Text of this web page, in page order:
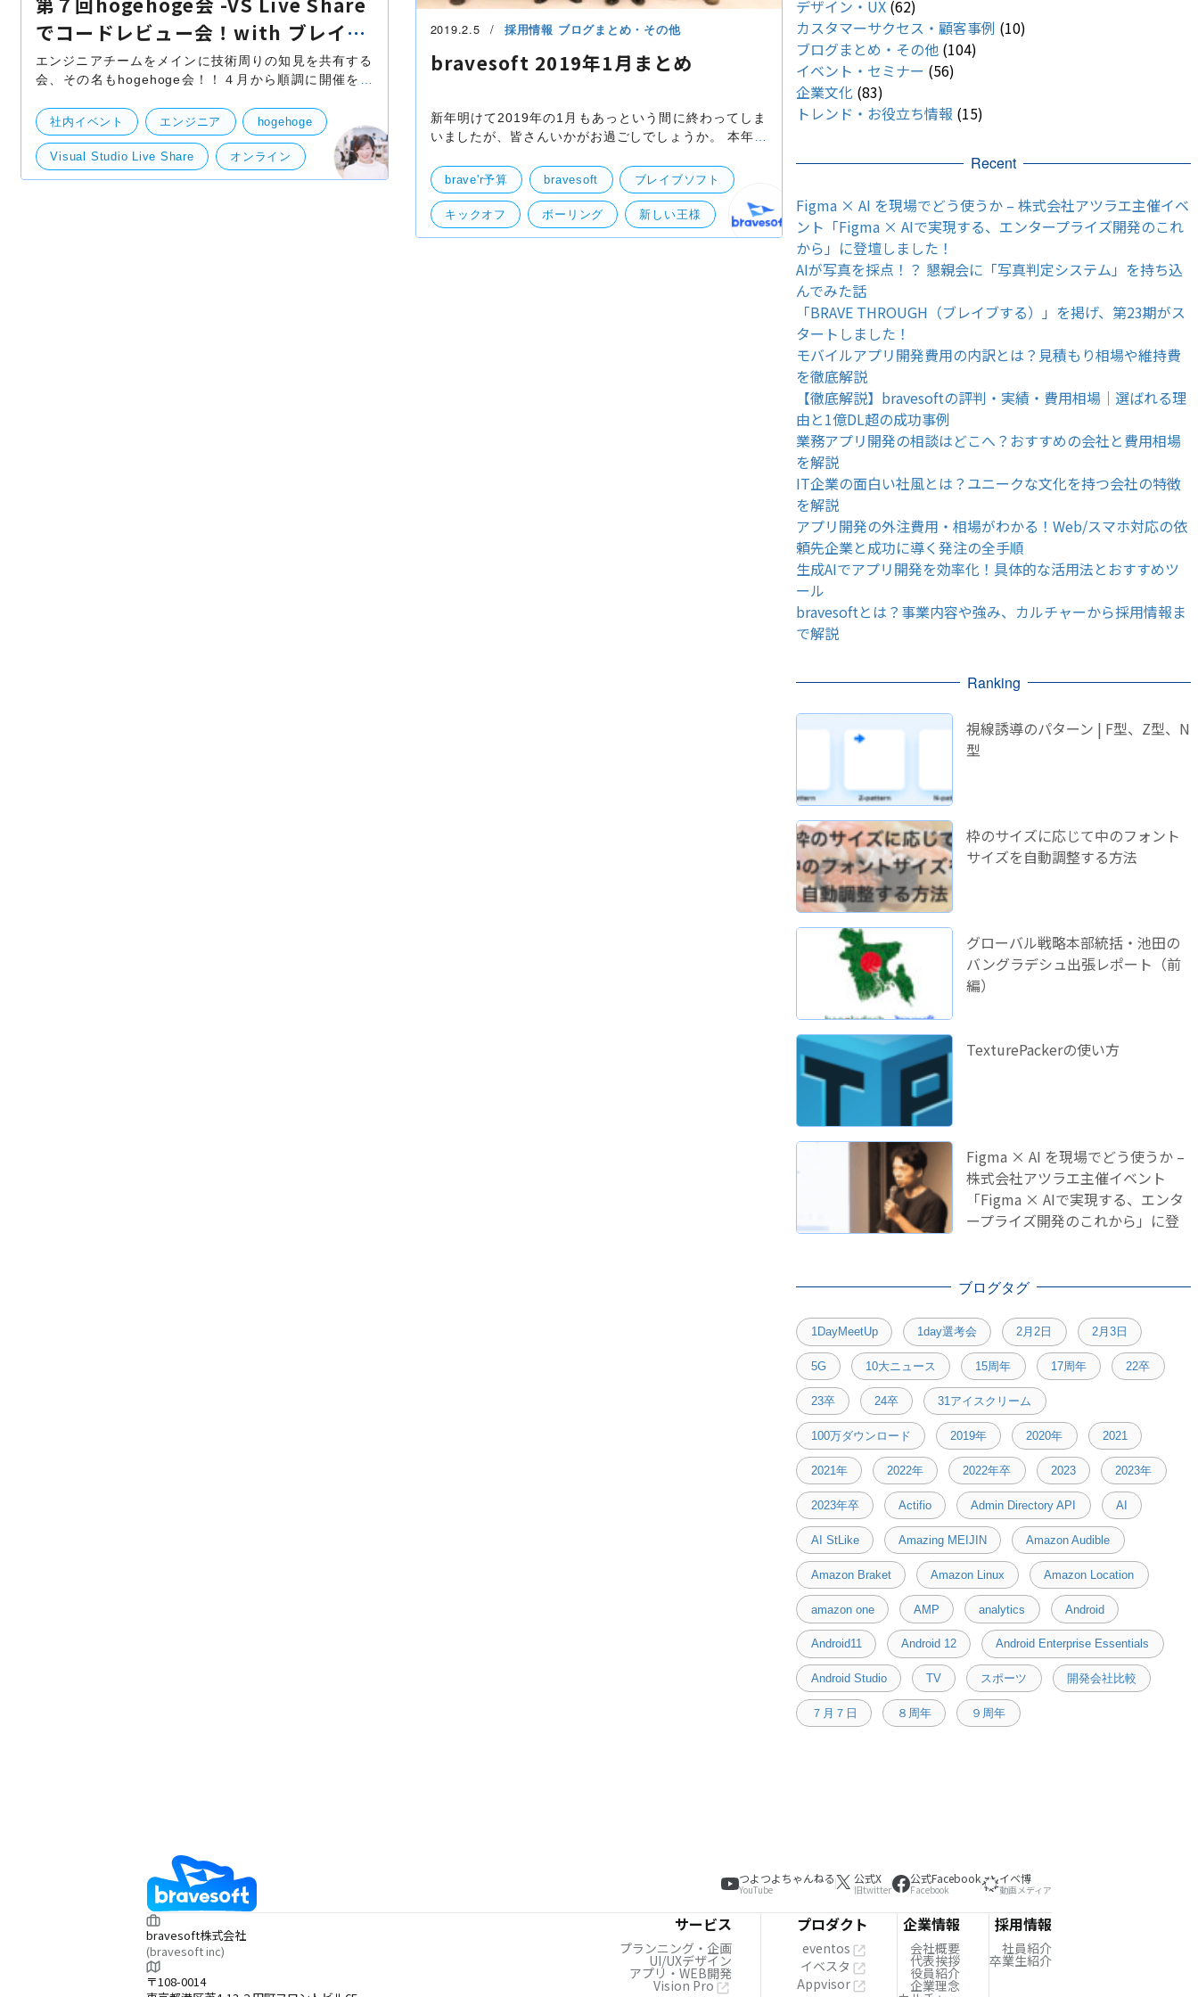
でコードレビュー会！with ブレイブ
スタジオ-
エンジニアチームをメインに技術周りの知見を共有する
会、その名もhogehoge会！！４月から順調に開催を続
トhogehoge会「リモート環境での困ったことの共有＆
俺ス
社内イベント エンジニア hogehoge
Visual Studio Live Share オンライン
2019.2.5 採用情報 ブログまとめ・その他
bravesoft 2019年1月まとめ
新年明けて2019年の1月もあっという間に終わってしま
いましたが、皆さんいかがお過ごしでしょうか。 本年よ
月次で振り返るブログを連載致します。 そのような感
brave'r予算 bravesoft ブレイブソフト
キックオフ ボーリング 新しい王様
デザイン・UX (62)
カスタマーサクセス・顧客事例 (10)
ブログまとめ・その他 (104)
イベント・セミナー (56)
企業文化 (83)
トレンド・お役立ち情報 (15)
Recent
Figma × AI を現場でどう使うか – 株式会社アツラエ主催イベ
ント「Figma × AIで実現する、エンタープライズ開発のこれ
から」に登壇しました！
AIが写真を採点！？ 懇親会に「写真判定システム」を持ち込
んでみた話
「BRAVE THROUGH（ブレイブする）」を掲げ、第23期がス
タートしました！
モバイルアプリ開発費用の内訳とは？見積もり相場や維持費
を徹底解説
【徹底解説】bravesoftの評判・実績・費用相場｜選ばれる理
由と1億DL超の成功事例
業務アプリ開発の相談はどこへ？おすすめの会社と費用相場
を解説
IT企業の面白い社風とは？ユニークな文化を持つ会社の特徴
を解説
アプリ開発の外注費用・相場がわかる！Web/スマホ対応の依
頼先企業と成功に導く発注の全手順
生成AIでアプリ開発を効率化！具体的な活用法とおすすめツ
ール
bravesoftとは？事業内容や強み、カルチャーから採用情報ま
で解説
Ranking
視線誘導のパターン | F型、Z型、N
型
枠のサイズに応じて中のフォント
サイズを自動調整する方法
グローバル戦略本部統括・池田の
バングラデシュ出張レポート（前
編）
TexturePackerの使い方
Figma × AI を現場でどう使うか –
株式会社アツラエ主催イベント
「Figma × AIで実現する、エンタ
ープライズ開発のこれから」に登
ブログタグ
1DayMeetUp 1day選考会 2月2日 2月3日
5G 10大ニュース 15周年 17周年 22卒
23卒 24卒 31アイスクリーム
100万ダウンロード 2019年 2020年 2021
2021年 2022年 2022年卒 2023 2023年
2023年卒 Actifio Admin Directory API AI
AI StLike Amazing MEIJIN Amazon Audible
Amazon Braket Amazon Linux Amazon Location
amazon one AMP analytics Android
Android11 Android 12 Android Enterprise Essentials
Android Studio TV スポーツ 開発会社比較
７月７日 ８周年 ９周年
つよつよちゃんねる
YouTube
公式X
旧twitter
公式Facebook
Facebook
イベ博
動画メディア
bravesoft株式会社
(bravesoft inc)
〒108-0014
サービス
プランニング・企画
UI/UXデザイン
アプリ・WEB開発
Vision Pro
プロダクト
eventos
イベスタ
Appvisor
企業情報
会社概要
代表挨拶
役員紹介
企業理念
採用情報
社員紹介
卒業生紹介